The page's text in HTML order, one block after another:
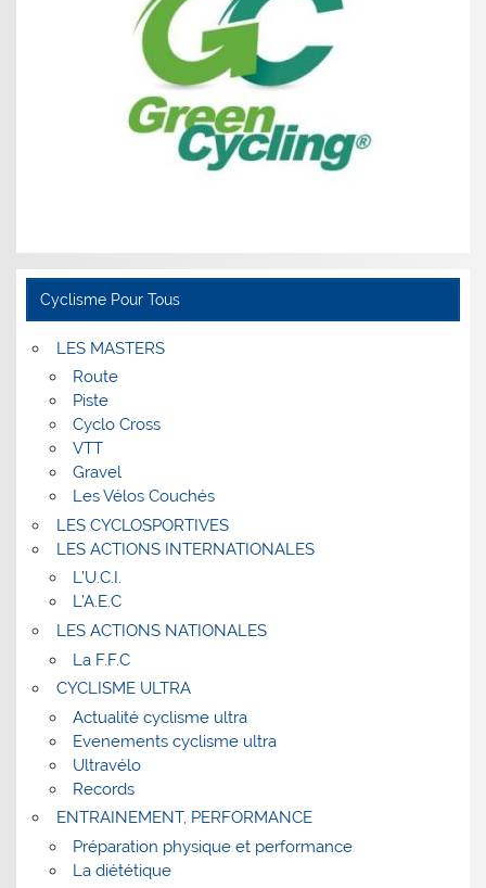
Cyclisme Pour Tous
LES MASTERS
Route
Piste
Cyclo Cross
VTT
Gravel
Les Vélos Couchés
LES CYCLOSPORTIVES
LES ACTIONS INTERNATIONALES
L’U.C.I.
L’A.E.C
LES ACTIONS NATIONALES
La F.F.C
CYCLISME ULTRA
Actualité cyclisme ultra
Evenements cyclisme ultra
Ultravélo
Records
ENTRAINEMENT, PERFORMANCE
Préparation physique et performance
La diététique